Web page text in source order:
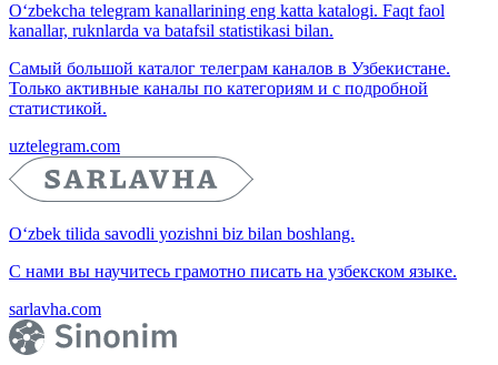
O‘zbekcha telegram kanallarining eng katta katalogi. Faqt faol
kanallar, ruknlarda va batafsil statistikasi bilan.
Самый большой каталог телеграм каналов в Узбекистане.
Только активные каналы по категориям и с подробной
статистикой.
uztelegram.com
O‘zbek tilida savodli yozishni biz bilan boshlang.
С нами вы научитесь грамотно писать на узбекском языке.
sarlavha.com